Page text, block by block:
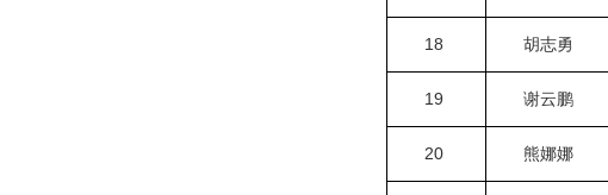
18 胡志勇
19 谢云鹏
20 熊娜娜